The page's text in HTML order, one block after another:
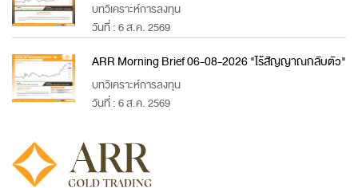
บทวิเคราะห์การลงทุน
วันที่ : 6 ส.ค. 2569
ARR Morning Brief 06-08-2026 "ไร้สัญญาณกลับตัว"
บทวิเคราะห์การลงทุน
วันที่ : 6 ส.ค. 2569